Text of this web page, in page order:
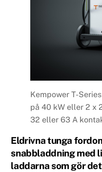
Kempower T-
på 40 kW eller 2 x
32 eller 63 A
Eldrivna tunga
snabbladdning med
laddarna som gör